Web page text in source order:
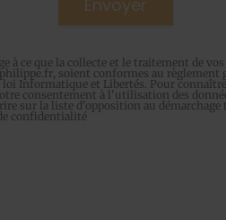
à ce que la collecte et le traitement de
, soient conformes au
loi Informatique et Libertés. Pour
consentement à l'utilisation des
sur la liste d'opposition au démarchage
confidentialité